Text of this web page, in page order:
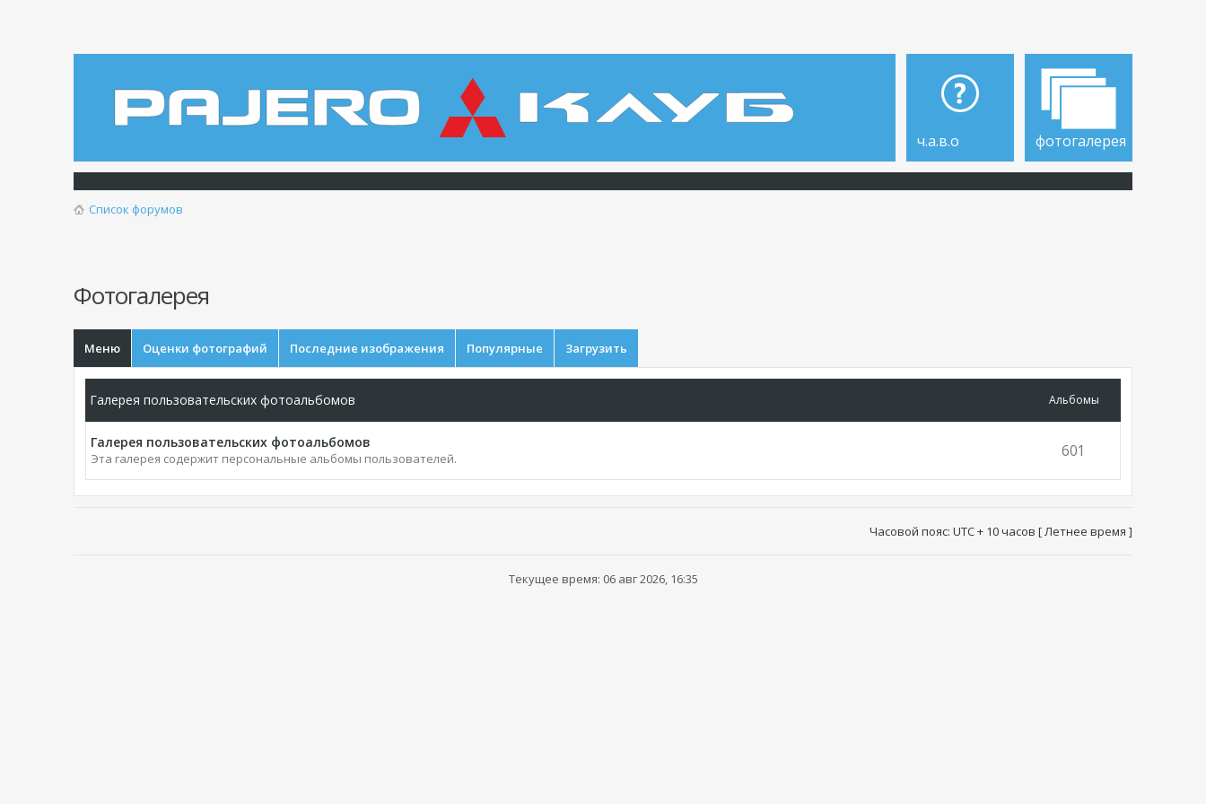
ч.а.в.о фотогалерея
Список форумов
Фотогалерея
Меню Оценки фотографий Последние изображения Популярные Загрузить
Галерея пользовательских фотоальбомов Альбомы
Галерея пользовательских фотоальбомов
Эта галерея содержит персональные альбомы пользователей. 601
Часовой пояс: UTC + 10 часов [ Летнее время ]
Текущее время: 06 авг 2026, 16:35